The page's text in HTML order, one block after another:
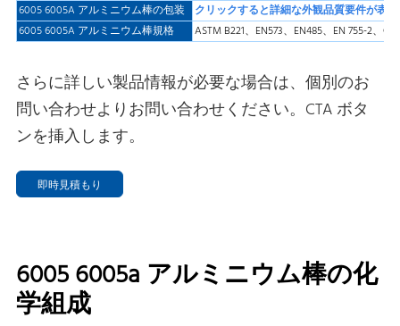
6005 6005A アルミニウム棒の包装
クリックすると詳細な外観品質要件が表
6005 6005A アルミニウム棒規格
ASTM B221、EN573、EN485、EN 755-2、
さらに詳しい製品情報が必要な場合は、個別のお
問い合わせよりお問い合わせください。CTA ボタ
ンを挿入します。
即時見積もり
6005 6005a アルミニウム棒の化
学組成